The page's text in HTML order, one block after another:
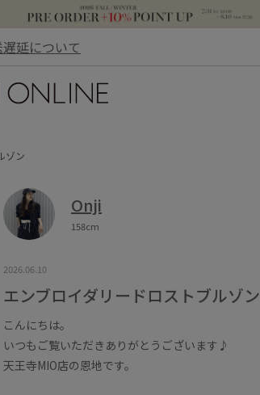
延について
ゾン
Onji
158cm
2026.06.10
エンブロイダリードロストブルゾン
こんにちは。
いつもご覧いただきありがとうございます♪
天王寺MIO店の恩地です。